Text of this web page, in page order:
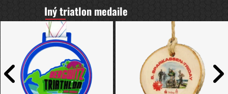
Iný triatlon medaile